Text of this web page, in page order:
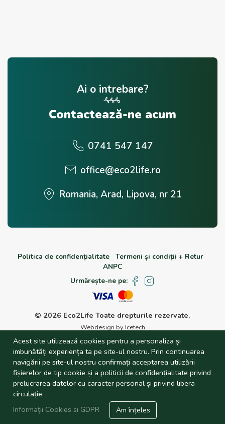
Ai o intrebare?
Contactează-ne acum
0741 547 147
office@eco2life.ro
Romania, Arad, Lipova, nr 21
Politica de confidențialitate
Termeni și condiții + Retur
ANPC
Urmărește-ne pe:
© 2026 Eco2Life Toate drepturile rezervate.
Webdesign by Icetech
Investitie finantata prin fonduri AFIR
Acest site utilizează cookies pentru a personaliza și
imbunătăți experiența ta pe site-ul nostru. Prin continuarea
navigării pe site-ul nostru confirmați acceptarea utilizării
fișierelor de tip cookie și a politicii de confidențialitate privind
prelucrarea datelor cu caracter personal și privind libera
circulație.
Informații Cookies si GDPR
Am înțeles